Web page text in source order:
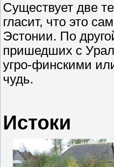
Существует две
гласит, что это
Эстонии. По
пришедших с
угро-финскими
чудь.
Истоки